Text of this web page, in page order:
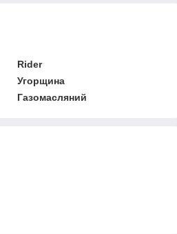
Rider
Угорщина
Газомасляний